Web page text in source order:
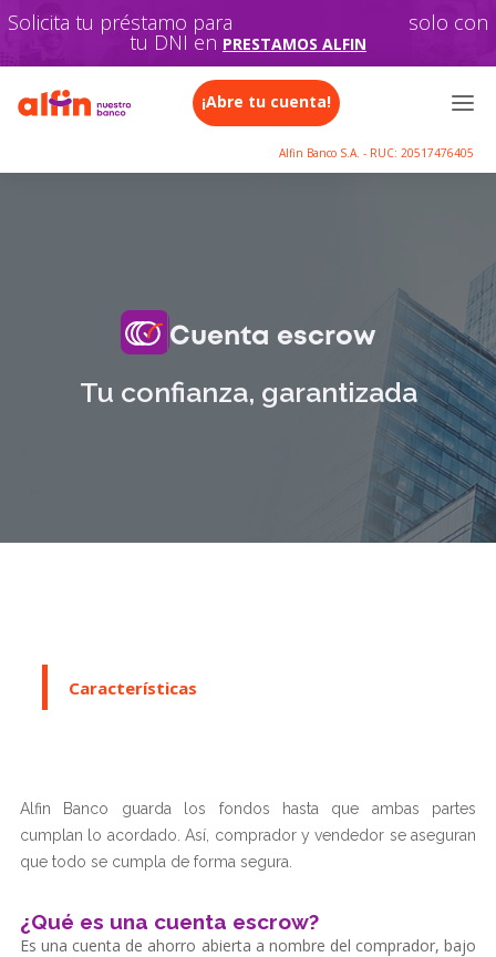
Solicita tu préstamo para solo con tu
DNI en PRESTAMOS ALFIN
¡Abre tu cuenta!
Alfin Banco S.A. - RUC: 20517476405
Cuenta escrow
Tu confianza, garantizada
Características
Alfin Banco guarda los fondos hasta que ambas partes
cumplan lo acordado. Así, comprador y vendedor se aseguran
que todo se cumpla de forma segura.
¿Qué es una cuenta escrow?
Es una cuenta de ahorro abierta a nombre del comprador, bajo